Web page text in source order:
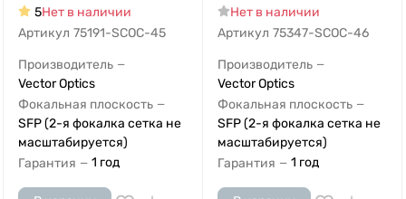
5Нет в наличии
Артикул 75191-SCOC-45
Производитель —
Vector Optics
Фокальная плоскость —
SFP (2-я фокалка сетка не
масштабируется)
Гарантия — 1 год
Нет в наличии
Артикул 75347-SCOC-46
Производитель —
Vector Optics
Фокальная плоскость —
SFP (2-я фокалка сетка не
масштабируется)
Гарантия — 1 год